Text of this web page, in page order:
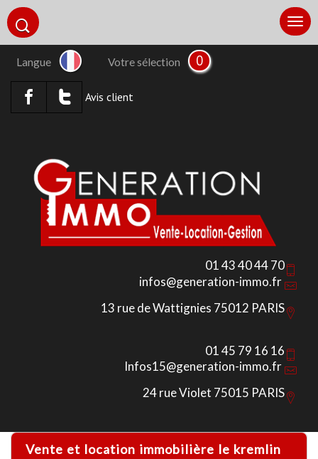
Langue Votre sélection 0
Avis client
01 43 40 44 70
infos@generation-immo.fr
13 rue de Wattignies 75012 PARIS
01 45 79 16 16
Infos15@generation-immo.fr
24 rue Violet 75015 PARIS
Vente et location immobilière le kremlin